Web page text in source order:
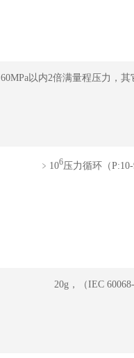
60MPa以内2倍满量程压力，
﹥106压力循环（
20g，（IEC